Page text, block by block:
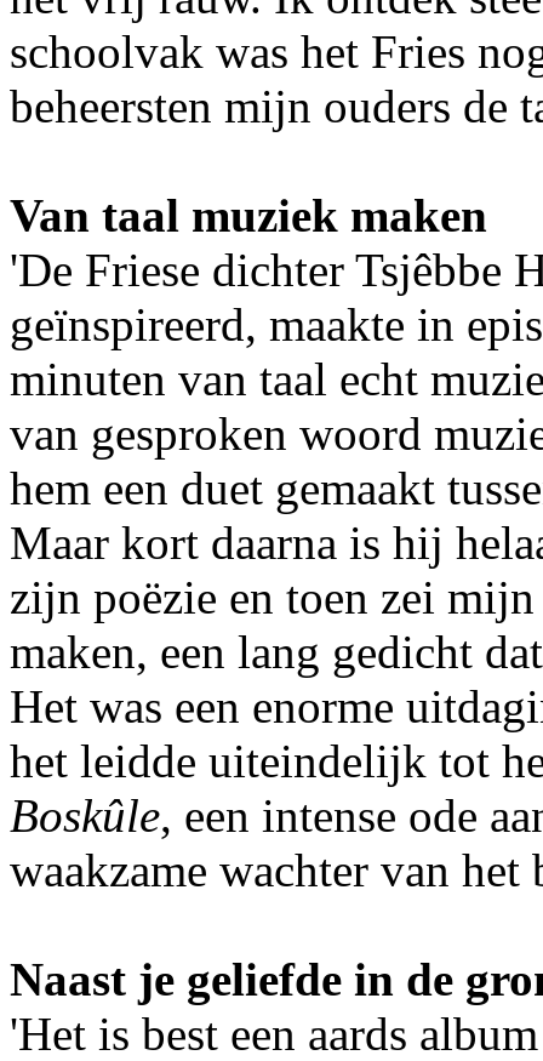
schoolvak was het Fries
beheersten mijn ouders de
Van taal muziek maken
'De Friese dichter Tsjêbbe
geïnspireerd, maakte in
minuten van taal echt
van gesproken woord
hem een duet gemaakt
Maar kort daarna is hij
zijn poëzie en toen zei
maken, een lang gedicht
Het was een enorme
het leidde uiteindelijk tot
Boskûle, een intense ode
waakzame wachter van het
Naast je geliefde in de
'Het is best een aards